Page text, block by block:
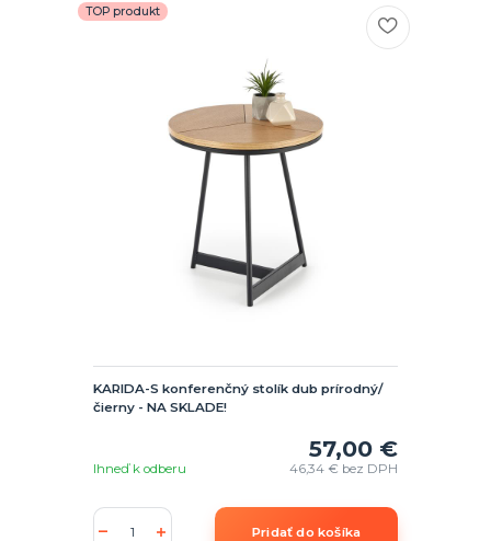
TOP produkt
KARIDA-S konferenčný stolík dub prírodný/
čierny - NA SKLADE!
57,00 €
46,34 € bez DPH
Ihneď k odberu
Pridať do košíka